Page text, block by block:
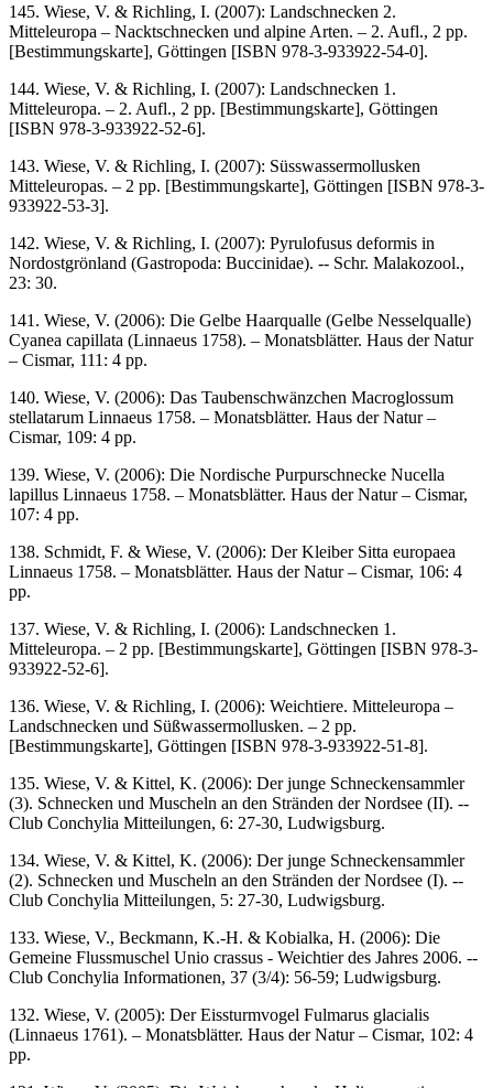
145. Wiese, V. & Richling, I. (2007): Landschnecken 2.
Mitteleuropa – Nacktschnecken und alpine Arten. – 2. Aufl., 2 pp.
[Bestimmungskarte], Göttingen [ISBN 978-3-933922-54-0].
144. Wiese, V. & Richling, I. (2007): Landschnecken 1.
Mitteleuropa. – 2. Aufl., 2 pp. [Bestimmungskarte], Göttingen
[ISBN 978-3-933922-52-6].
143. Wiese, V. & Richling, I. (2007): Süsswassermollusken
Mitteleuropas. – 2 pp. [Bestimmungskarte], Göttingen [ISBN 978-3-
933922-53-3].
142. Wiese, V. & Richling, I. (2007): Pyrulofusus deformis in
Nordostgrönland (Gastropoda: Buccinidae). -- Schr. Malakozool.,
23: 30.
141. Wiese, V. (2006): Die Gelbe Haarqualle (Gelbe Nesselqualle)
Cyanea capillata (Linnaeus 1758). – Monatsblätter. Haus der Natur
– Cismar, 111: 4 pp.
140. Wiese, V. (2006): Das Taubenschwänzchen Macroglossum
stellatarum Linnaeus 1758. – Monatsblätter. Haus der Natur –
Cismar, 109: 4 pp.
139. Wiese, V. (2006): Die Nordische Purpurschnecke Nucella
lapillus Linnaeus 1758. – Monatsblätter. Haus der Natur – Cismar,
107: 4 pp.
138. Schmidt, F. & Wiese, V. (2006): Der Kleiber Sitta europaea
Linnaeus 1758. – Monatsblätter. Haus der Natur – Cismar, 106: 4
pp.
137. Wiese, V. & Richling, I. (2006): Landschnecken 1.
Mitteleuropa. – 2 pp. [Bestimmungskarte], Göttingen [ISBN 978-3-
933922-52-6].
136. Wiese, V. & Richling, I. (2006): Weichtiere. Mitteleuropa –
Landschnecken und Süßwassermollusken. – 2 pp.
[Bestimmungskarte], Göttingen [ISBN 978-3-933922-51-8].
135. Wiese, V. & Kittel, K. (2006): Der junge Schneckensammler
(3). Schnecken und Muscheln an den Stränden der Nordsee (II). --
Club Conchylia Mitteilungen, 6: 27-30, Ludwigsburg.
134. Wiese, V. & Kittel, K. (2006): Der junge Schneckensammler
(2). Schnecken und Muscheln an den Stränden der Nordsee (I). --
Club Conchylia Mitteilungen, 5: 27-30, Ludwigsburg.
133. Wiese, V., Beckmann, K.-H. & Kobialka, H. (2006): Die
Gemeine Flussmuschel Unio crassus - Weichtier des Jahres 2006. --
Club Conchylia Informationen, 37 (3/4): 56-59; Ludwigsburg.
132. Wiese, V. (2005): Der Eissturmvogel Fulmarus glacialis
(Linnaeus 1761). – Monatsblätter. Haus der Natur – Cismar, 102: 4
pp.